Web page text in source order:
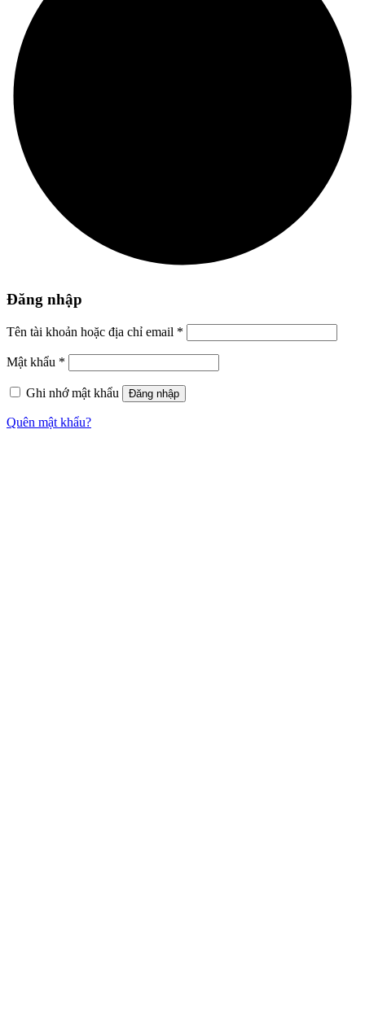
Đăng nhập
Tên tài khoản hoặc địa chỉ email *
Mật khẩu *
Ghi nhớ mật khẩu Đăng nhập
Quên mật khẩu?